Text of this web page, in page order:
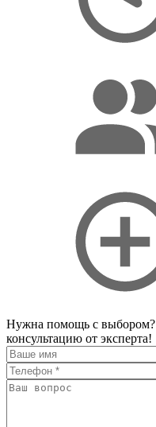
Нужна помощь с выбором?
консультацию от эксперта!